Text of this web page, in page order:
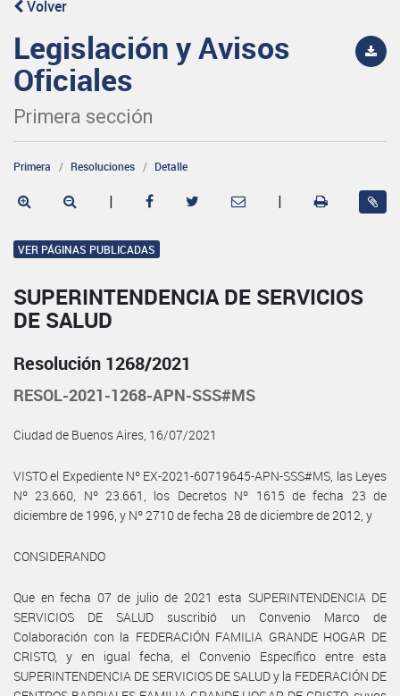
Volver
Legislación y Avisos
Oficiales
Primera sección
Primera Resoluciones Detalle
| |
VER PÁGINAS PUBLICADAS
SUPERINTENDENCIA DE SERVICIOS
DE SALUD
Resolución 1268/2021
RESOL-2021-1268-APN-SSS#MS
Ciudad de Buenos Aires, 16/07/2021
VISTO el Expediente Nº EX-2021-60719645-APN-SSS#MS, las Leyes
Nº 23.660, Nº 23.661, los Decretos Nº 1615 de fecha 23 de
diciembre de 1996, y Nº 2710 de fecha 28 de diciembre de 2012, y
CONSIDERANDO
Que en fecha 07 de julio de 2021 esta SUPERINTENDENCIA DE
SERVICIOS DE SALUD suscribió un Convenio Marco de
Colaboración con la FEDERACIÓN FAMILIA GRANDE HOGAR DE
CRISTO, y en igual fecha, el Convenio Específico entre esta
SUPERINTENDENCIA DE SERVICIOS DE SALUD y la FEDERACIÓN DE